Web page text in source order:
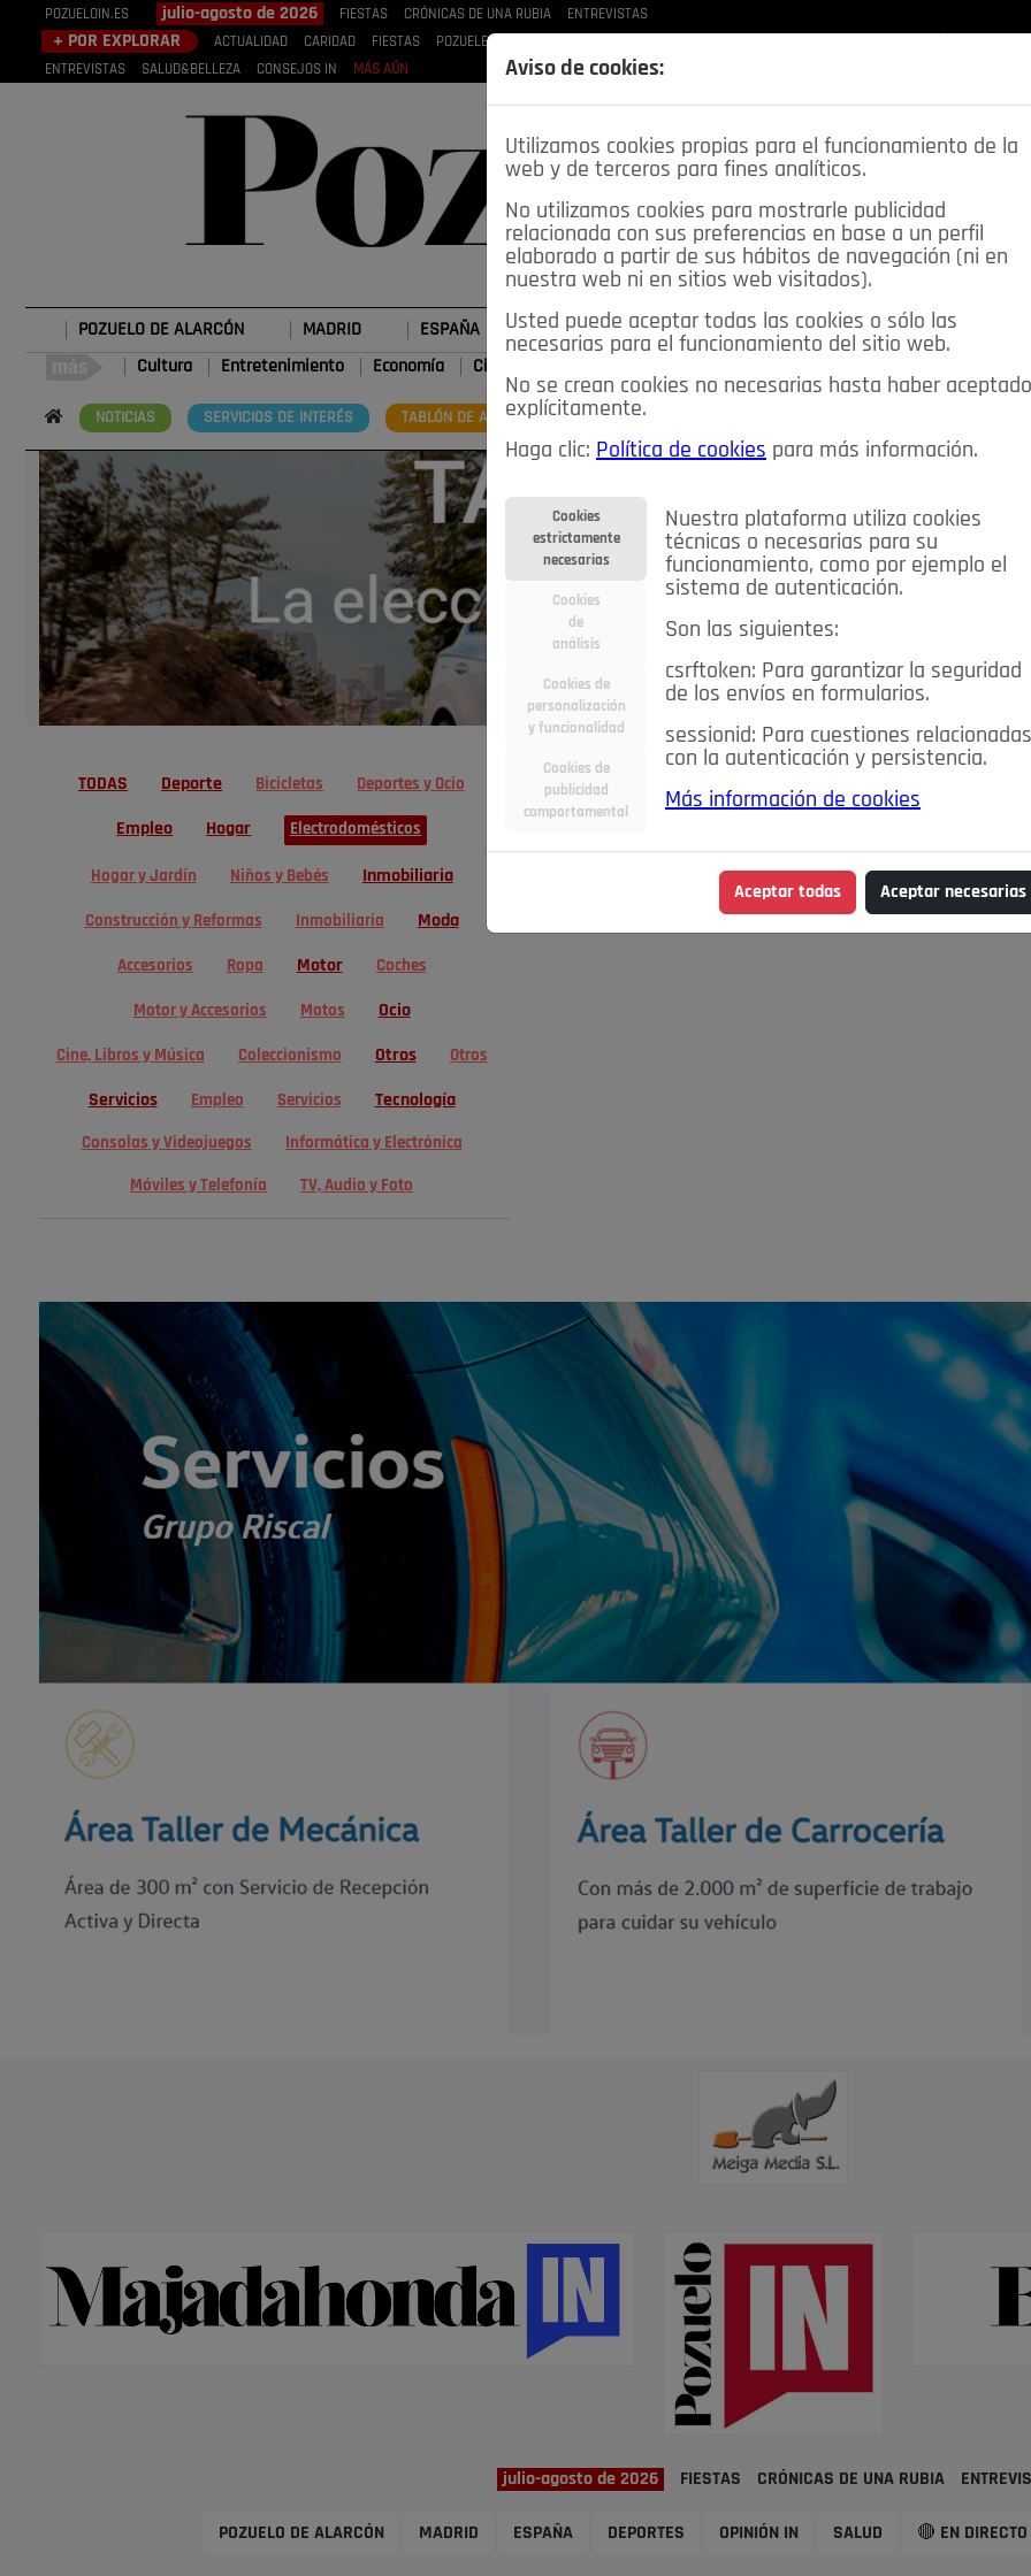
POZUELOIN.ES julio-agosto de 2026 FIESTAS CRÓNICAS DE UNA RUBIA ENTREVISTAS
+ POR EXPLORAR ACTUALIDAD CARIDAD FIESTAS POZUELEROS
ENTREVISTAS
SALUD&BELLEZA CONSEJOS IN MÁS AÚN
POZUELO DE ALARCÓN MADRID ESPAÑA DEPORTES OPINIÓN IN SALUD 🔴 EN DIRECTO
Cultura Entretenimiento Economía Ciencia&Tecnología
NOTICIAS SERVICIOS DE INTERÉS TABLÓN DE ANUNCIOS MIS ANUNCIOS
TODAS Deporte Bicicletas Deportes y Ocio
Empleo Hogar Electrodomésticos
Hogar y Jardín Niños y Bebés Inmobiliaria
Construcción y Reformas Inmobiliaria Moda
Accesorios Ropa Motor Coches
Motor y Accesorios Motos Ocio
Cine, Libros y Música Coleccionismo Otros Otros
Servicios Empleo Servicios Tecnología
Consolas y Videojuegos Informática y Electrónica
Móviles y Telefonía TV, Audio y Foto
Aviso de cookies:
Utilizamos cookies propias para el funcionamiento de la
web y de terceros para fines analíticos.
No utilizamos cookies para mostrarle publicidad
relacionada con sus preferencias en base a un perfil
elaborado a partir de sus hábitos de navegación (ni en
nuestra web ni en sitios web visitados).
Usted puede aceptar todas las cookies o sólo las
necesarias para el funcionamiento del sitio web.
No se crean cookies no necesarias hasta haber aceptado
explícitamente.
Haga clic: Política de cookies para más información.
Cookies
estrictamente
necesarias
Cookies
de
análisis
Cookies de
personalización
y funcionalidad
Cookies de
publicidad
comportamental
Nuestra plataforma utiliza cookies
técnicas o necesarias para su
funcionamiento, como por ejemplo el
sistema de autenticación.
Son las siguientes:
csrftoken: Para garantizar la seguridad
de los envíos en formularios.
sessionid: Para cuestiones relacionadas
con la autenticación y persistencia.
Más información de cookies
Aceptar todas Aceptar necesarias
julio-agosto de 2026 FIESTAS CRÓNICAS DE UNA RUBIA
POZUELO DE ALARCÓN MADRID ESPAÑA DEPORTES OPINIÓN IN SALUD 🔴 EN DIRECTO